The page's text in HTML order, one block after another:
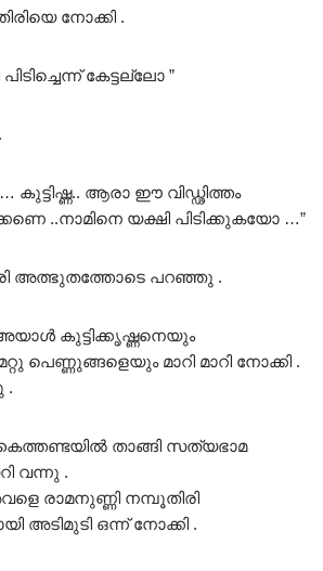
നോക്കി .
കേട്ടല്ലോ ”
കുട്ടിഷ്ണ.. ആരാ ഈ വിഡ്ഢിത്തം
..നാമിനെ യക്ഷി പിടിക്കുകയോ …”
അത്ഭുതത്തോടെ പറഞ്ഞു .
കുട്ടിക്കൃഷ്ണനെയും
പെണ്ണുങ്ങളെയും മാറി മാറി നോക്കി .
.
താങ്ങി സത്യഭാമ
വന്നു .
രാമനുണ്ണി നമ്പൂതിരി
അടിമുടി ഒന്ന് നോക്കി .